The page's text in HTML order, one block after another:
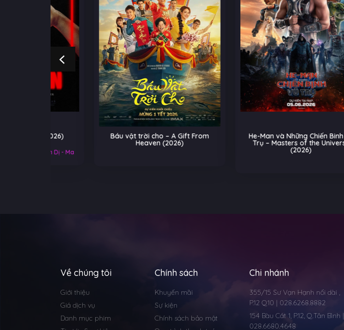
Báu vật trời cho – A Gift From
Heaven (2026)
He-Man và Những Chiến Binh Vũ
Trụ – Masters of the Universe
Về chúng tôi
Giới thiệu
Giá dịch vụ
Danh mục phim
Chính sách
Khuyến mãi
Sự kiện
Chính sách bảo mật
Chi nhánh
355/15 Sư Vạn Hạnh nối dài ,
P.12 Q10 | 028.6268.8882
154 Bàu Cát 1, P.12, Q.Tân Bình |
028.6680.4648